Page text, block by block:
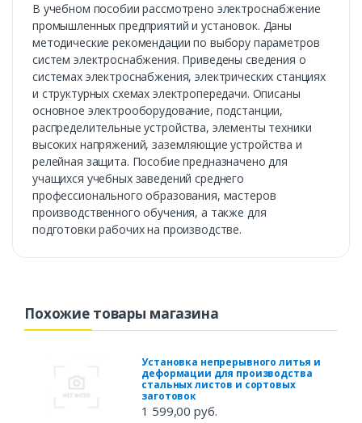
В учебном пособии рассмотрено электроснабжение
промышленных предприятий и установок. Даны
методические рекомендации по выбору параметров
систем электроснабжения. Приведены сведения о
системах электроснабжения, электрических станциях
и структурных схемах электропередачи. Описаны
основное электрооборудование, подстанции,
распределительные устройства, элементы техники
высоких напряжений, заземляющие устройства и
релейная защита. Пособие предназначено для
учащихся учебных заведений среднего
профессионального образования, мастеров
производственного обучения, а также для
подготовки рабочих на производстве.
Похожие товары магазина
Установка непрерывного литья и
деформации для производства
стальных листов и сортовых
заготовок
1 599,00 руб.